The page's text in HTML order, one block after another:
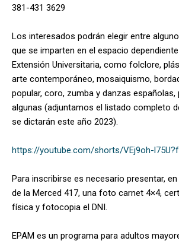
381-431 3629
Los interesados podrán elegir entre
que se imparten en el espacio
Extensión Universitaria, como folclore,
arte contemporáneo, mosaiquismo,
popular, coro, zumba y danzas
algunas (adjuntamos el listado completo
se dictarán este año 2023).
https://youtube.com/shorts/VEj9oh-
Para inscribirse es necesario presentar,
de la Merced 417, una foto carnet 4×4,
física y fotocopia el DNI.
EPAM es un programa para adultos